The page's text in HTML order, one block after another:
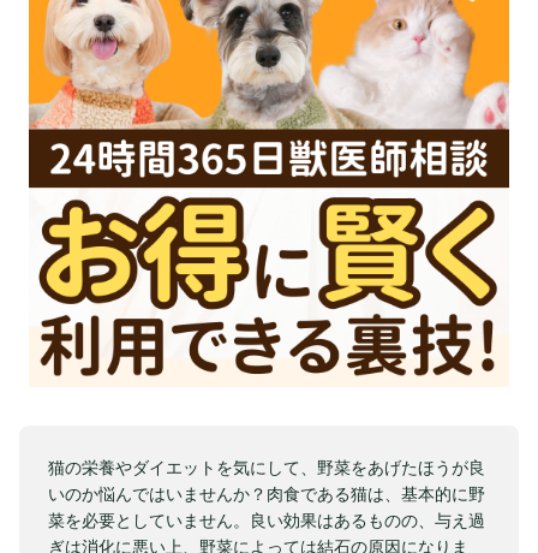
猫の栄養やダイエットを気にして、野菜をあげたほうが良
いのか悩んではいませんか？肉食である猫は、基本的に野
菜を必要としていません。良い効果はあるものの、与え過
ぎは消化に悪い上、野菜によっては結石の原因になりま